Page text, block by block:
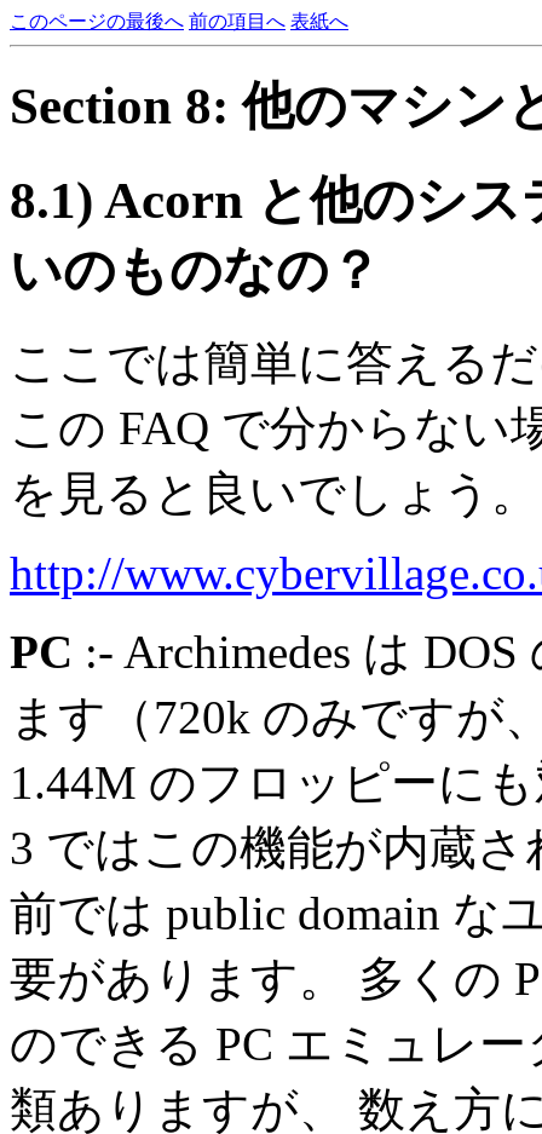
このページの最後へ 前の項目へ 表紙へ
Section 8: 他のマシン
8.1) Acorn と他のシ
いのものなの？
ここでは簡単に答える
この FAQ で分からない
を見ると良いでしょう
http://
PC :- Archimedes は
ます（720k のみですが
1.44M のフロッピーに
3 ではこの機能が内蔵さ
前では public domain な
要があります。 多くの
のできる PC エミュレ
類ありますが、 数え方